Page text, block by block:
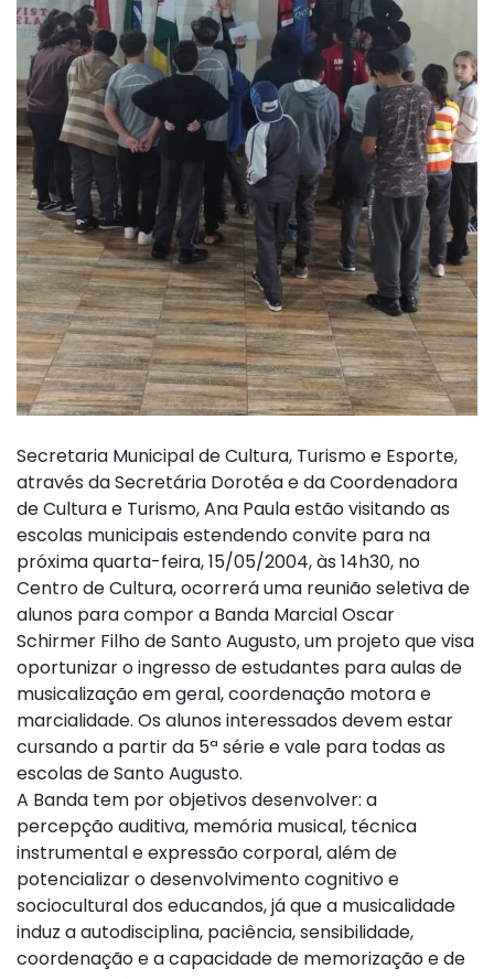
Secretaria Municipal de Cultura, Turismo e Esporte,
através da Secretária Dorotéa e da Coordenadora
de Cultura e Turismo, Ana Paula estão visitando as
escolas municipais estendendo convite para na
próxima quarta-feira, 15/05/2004, às 14h30, no
Centro de Cultura, ocorrerá uma reunião seletiva de
alunos para compor a Banda Marcial Oscar
Schirmer Filho de Santo Augusto, um projeto que visa
oportunizar o ingresso de estudantes para aulas de
musicalização em geral, coordenação motora e
marcialidade. Os alunos interessados devem estar
cursando a partir da 5ª série e vale para todas as
escolas de Santo Augusto.
A Banda tem por objetivos desenvolver: a
percepção auditiva, memória musical, técnica
instrumental e expressão corporal, além de
potencializar o desenvolvimento cognitivo e
sociocultural dos educandos, já que a musicalidade
induz a autodisciplina, paciência, sensibilidade,
coordenação e a capacidade de memorização e de